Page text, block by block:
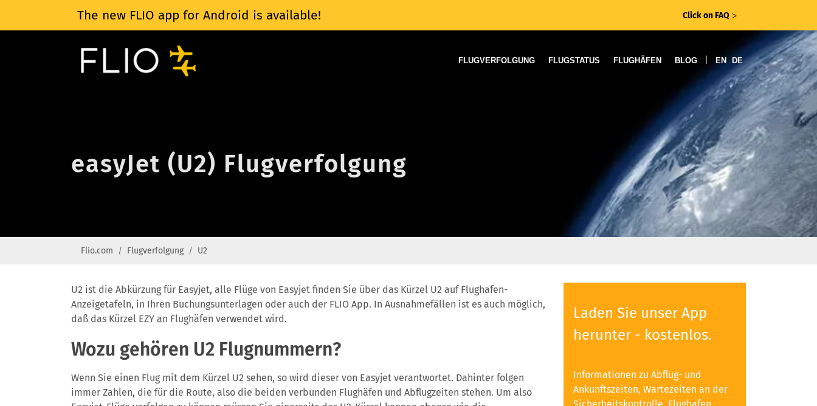
The new FLIO app for Android is available! Click on FAQ ᐳ
FLUGVERFOLGUNG FLUGSTATUS FLUGHÄFEN BLOG EN DE
easyJet (U2) Flugverfolgung
Flio.com Flugverfolgung U2
Laden Sie unser App
herunter - kostenlos.
Informationen zu Abflug- und
Ankunftszeiten, Wartezeiten an der
U2 ist die Abkürzung für Easyjet, alle Flüge von Easyjet finden Sie über das Kürzel U2 auf Flughafen-
Anzeigetafeln, in Ihren Buchungsunterlagen oder auch der FLIO App. In Ausnahmefällen ist es auch möglich,
daß das Kürzel EZY an Flughäfen verwendet wird.
Wozu gehören U2 Flugnummern?
Wenn Sie einen Flug mit dem Kürzel U2 sehen, so wird dieser von Easyjet verantwortet. Dahinter folgen
immer Zahlen, die für die Route, also die beiden verbunden Flughäfen und Abflugzeiten stehen. Um also